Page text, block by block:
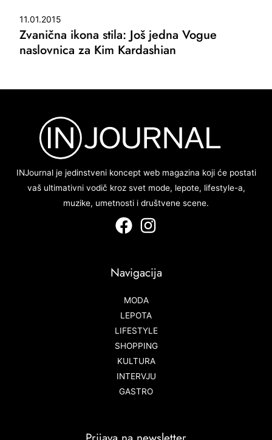
11.01.2015
Zvanična ikona stila: Još jedna Vogue
naslovnica za Kim Kardashian
INJournal je jedinstveni koncept web magazina koji će postati
vaš ultimativni vodič kroz svet mode, lepote, lifestyle-a,
muzike, umetnosti i društvene scene.
Navigacija
MODA
LEPOTA
LIFESTYLE
SHOPPING
KULTURA
INTERVJU
GASTRO